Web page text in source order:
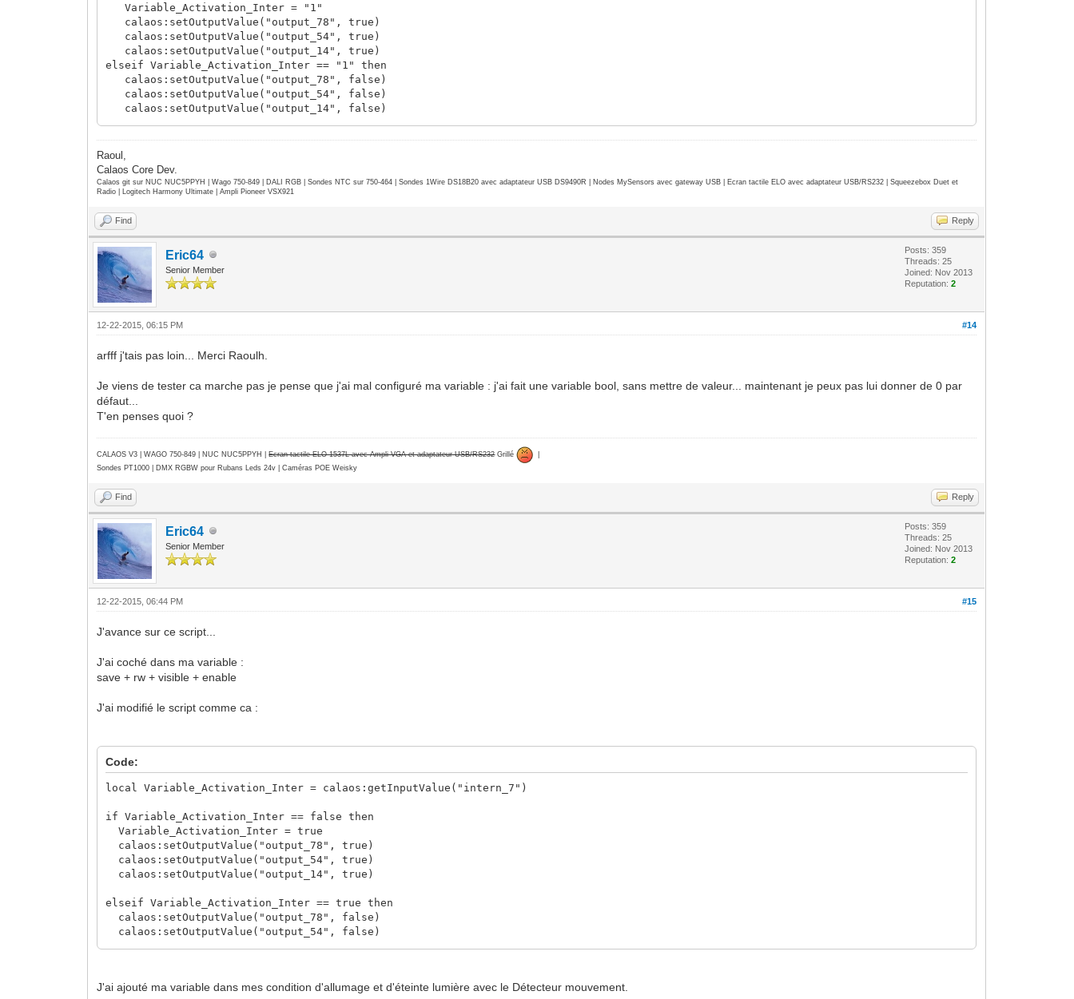
Variable_Activation_Inter = "1"
calaos:setOutputValue("output_78", true)
calaos:setOutputValue("output_54", true)
calaos:setOutputValue("output_14", true)
elseif Variable_Activation_Inter == "1" then
calaos:setOutputValue("output_78", false)
calaos:setOutputValue("output_54", false)
calaos:setOutputValue("output_14", false)
return true
Raoul,
Calaos Core Dev.
Calaos git sur NUC NUC5PPYH | Wago 750-849 | DALI RGB | Sondes NTC sur 750-464 | Sondes 1Wire DS18B20 avec adaptateur USB DS9490R | Nodes MySensors avec gateway USB | Ecran tactile ELO avec adaptateur USB/RS232 | Squeezebox Duet et
Radio | Logitech Harmony Ultimate | Ampli Pioneer VSX921
Find Reply
Eric64
Senior Member
Posts: 359
Threads: 25
Joined: Nov 2013
Reputation:2
#14
12-22-2015, 06:15 PM
arfff j'tais pas loin... Merci Raoulh.
Je viens de tester ca marche pas je pense que j'ai mal configuré ma variable : j'ai fait une variable bool, sans mettre de valeur... maintenant je peux pas lui donner de 0 par
défaut...
T'en penses quoi ?
CALAOS V3 | WAGO 750-849 | NUC NUC5PPYH |Ecran tactile ELO 1537L avec Ampli VGA et adaptateur USB/RS232Grillé
Sondes PT1000 | DMX RGBW pour Rubans Leds 24v | Caméras POE Weisky
Find Reply
Eric64
Senior Member
Posts: 359
Threads: 25
Joined: Nov 2013
Reputation:2
#15
12-22-2015, 06:44 PM
J'avance sur ce script...
J'ai coché dans ma variable :
save + rw + visible + enable
J'ai modifié le script comme ca :
Code:
local Variable_Activation_Inter = calaos:getInputValue("intern_7")
if Variable_Activation_Inter == false then
Variable_Activation_Inter = true
calaos:setOutputValue("output_78", true)
calaos:setOutputValue("output_54", true)
calaos:setOutputValue("output_14", true)
elseif Variable_Activation_Inter == true then
calaos:setOutputValue("output_78", false)
calaos:setOutputValue("output_54", false)
end
J'ai ajouté ma variable dans mes condition d'allumage et d'éteinte lumière avec le Détecteur mouvement.